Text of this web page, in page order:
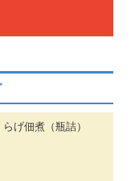
げ佃煮（瓶詰）